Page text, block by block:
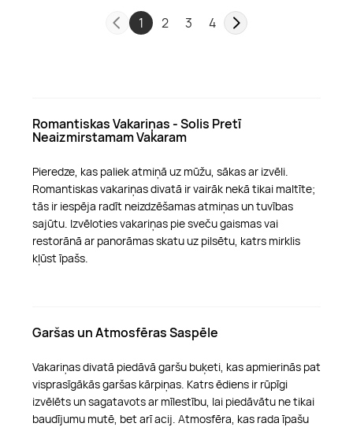
1 2 3 4
Romantiskas Vakariņas - Solis Pretī
Neaizmirstamam Vakaram
Pieredze, kas paliek atmiņā uz mūžu, sākas ar izvēli.
Romantiskas vakariņas divatā ir vairāk nekā tikai maltīte;
tās ir iespēja radīt neizdzēšamas atmiņas un tuvības
sajūtu. Izvēloties vakariņas pie sveču gaismas vai
restorānā ar panorāmas skatu uz pilsētu, katrs mirklis
kļūst īpašs.
Garšas un Atmosfēras Saspēle
Vakariņas divatā piedāvā garšu buķeti, kas apmierinās pat
visprasīgākās garšas kārpiņas. Katrs ēdiens ir rūpīgi
izvēlēts un sagatavots ar mīlestību, lai piedāvātu ne tikai
baudījumu mutē, bet arī acij. Atmosfēra, kas rada īpašu